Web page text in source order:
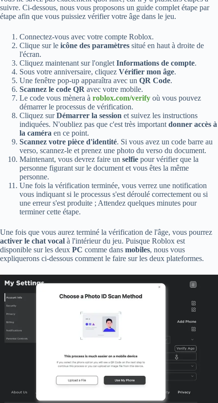
suivre. Ci-dessous, nous vous proposons un guide complet étape par
étape afin que vous puissiez vérifier votre âge dans le jeu.
Connectez-vous avec votre compte Roblox.
Clique sur le icône des paramètres situé en haut à droite de
l'écran.
Cliquez maintenant sur l'onglet Informations de compte.
Sous votre anniversaire, cliquez Vérifier mon âge.
Une fenêtre pop-up apparaîtra avec un QR Code.
Scannez le code QR avec votre mobile.
Le code vous mènera à roblox.com/verify où vous pouvez
démarrer le processus de vérification.
Cliquez surDémarrer la session et suivez les instructions
indiquées. N'oubliez pas que c'est très important donner accès à
la caméra en ce point.
Scannez votre pièce d'identité. Si vous avez un code barre au
verso, scannez-le et prenez une photo du verso du document.
Maintenant, vous devrez faire un selfie pour vérifier que la
personne figurant sur le document et vous êtes la même
personne.
Une fois la vérification terminée, vous verrez une notification
vous indiquant si le processus s'est déroulé correctement ou si
une erreur s'est produite ; Attendez quelques minutes pour
terminer cette étape.
Une fois que vous aurez terminé la vérification de l'âge, vous pourrez
activer le chat vocal à l'intérieur du jeu. Puisque Roblox est
disponible sur les deux PC comme dans mobiles, nous vous
expliquerons ci-dessous comment le faire sur les deux plateformes.